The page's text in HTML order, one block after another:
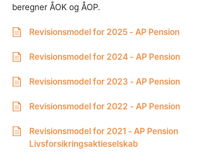
beregner ÅOK og ÅOP.
Revisionsmodel for 2025 - AP Pension
Revisionsmodel for 2024 - AP Pension
Revisionsmodel for 2023 - AP Pension
Revisionsmodel for 2022 - AP Pension
Revisionsmodel for 2021 - AP Pension
Livsforsikringsaktieselskab
Skriv til os her
Ring til os, hvis du har brug for hjælp
Mandag: